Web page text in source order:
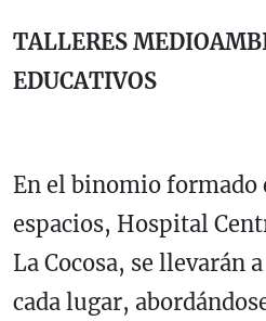
TALLERES
EDUCATIVOS
En el binomio formado
espacios, Hospital
La Cocosa, se llevarán
cada lugar,